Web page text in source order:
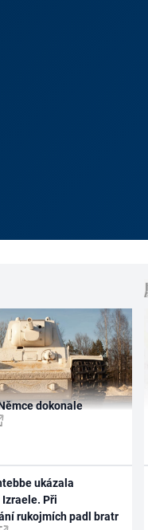
dokonale
ukázala
Při
rukojmích padl bratr